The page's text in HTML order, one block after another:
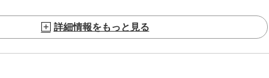
詳細情報をもっと見る